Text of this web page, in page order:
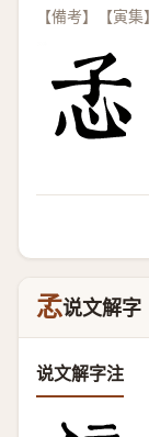
【備考】【寅
孞说文解字
说文解字注